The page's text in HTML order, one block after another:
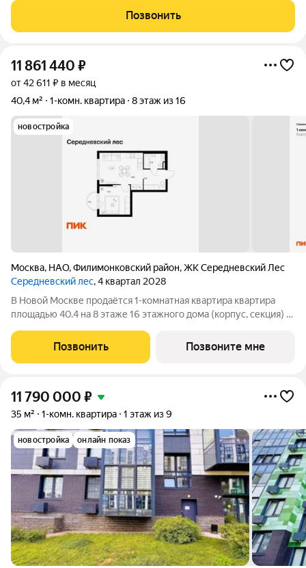
чистом и блaгoпpиятном райoнe ЖК Переделкино ближнее. Из
подъезда дома - выход
Позвонить
11 861 440 ₽
от 42 611 ₽ в месяц
40,4 м²
1-комн. квартира 8 этаж из 16
новостройка
Москва, НАО,Филимонковский район,ЖК Середневский Лес
Середневский лес, 4 квартал 2028
В Новой Москве продаётся 1-комнатная квартира квартира
площадью 40.4 на 8 этаже 16 этажного дома (корпус, секция) в
1015 минут на автомобиле до станций метро «Аэропорт
Внуково» и «Филатов луг». 18
Позвонить Позвоните мне
11 790 000 ₽
35 м² 1-комн. квартира 1 этаж из 9
новостройка онлайн показ